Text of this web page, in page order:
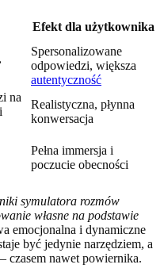
Efekt dla użytkownika
Spersonalizowane
odpowiedzi, większa
autentyczność
na
Realistyczna, płynna
konwersacja
Pełna immersja i
poczucie obecności
symulatora rozmów
własne na podstawie
emocjonalna i dynamiczne
być jedynie narzędziem, a
czasem nawet powiernika.